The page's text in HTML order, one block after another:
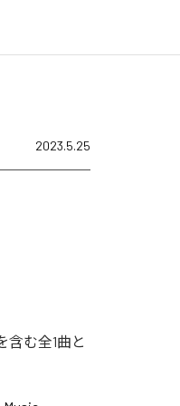
2023.5.25
含む全1曲と